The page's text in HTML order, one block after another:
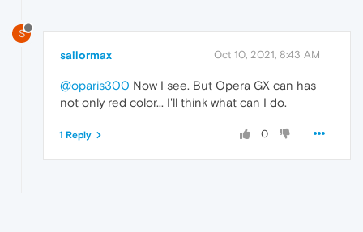
S
sailormax Oct 10, 2021, 8:43 AM
@oparis300 Now I see. But Opera GX can has
not only red color... I'll think what can I do.
0
1 Reply